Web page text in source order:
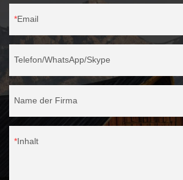
Email
Telefon/WhatsApp/Skype
Name der Firma
Inhalt